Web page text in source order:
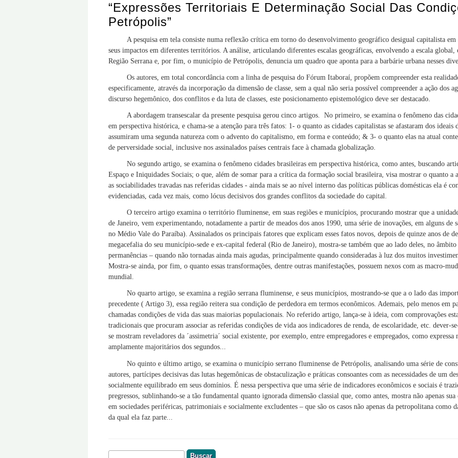
“Expressões Territoriais E Determinação Social Das
Petrópolis”
A pesquisa em tela consiste numa reflexão crítica em torno do desenvolvimento geográfico desigual capitalista
seus impactos em diferentes territórios. A análise, articulando diferentes escalas geográficas, envolvendo a escala
Região Serrana e, por fim, o município de Petrópolis, denuncia um quadro que aponta para a barbárie urbana nesses
Os autores, em total concordância com a linha de pesquisa do Fórum Itaboraí, propõem compreender esta
especificamente, através da incorporação da dimensão de classe, sem a qual não seria possível compreender a ação dos
discurso hegemônico, dos conflitos e da luta de classes, este posicionamento epistemológico deve ser destacado.
A abordagem transescalar da presente pesquisa gerou cinco artigos. No primeiro, se examina o fenômeno das
em perspectiva histórica, e chama-se a atenção para três fatos: 1- o quanto as cidades capitalistas se afastaram dos ideais
assumiram uma segunda natureza com o advento do capitalismo, em forma e conteúdo; & 3- o quanto elas na atual
de perversidade social, inclusive nos assinalados países centrais face à chamada globalização.
No segundo artigo, se examina o fenômeno cidades brasileiras em perspectiva histórica, como antes, buscando
Espaço e Iniquidades Sociais; o que, além de somar para a crítica da formação social brasileira, visa mostrar o quanto a
as sociabilidades travadas nas referidas cidades - ainda mais se ao nível interno das políticas públicas domésticas ela é
evidenciadas, cada vez mais, como lócus decisivos dos grandes conflitos da sociedade do capital.
O terceiro artigo examina o território fluminense, em suas regiões e municípios, procurando mostrar que a
de Janeiro, vem experimentando, notadamente a partir de meados dos anos 1990, uma série de inovações, em alguns de
no Médio Vale do Paraíba). Assinalados os principais fatores que explicam esses fatos novos, depois de quinze anos de
megacefalia do seu município-sede e ex-capital federal (Rio de Janeiro), mostra-se também que ao lado deles, no âmbito
permanências – quando não tornadas ainda mais agudas, principalmente quando consideradas à luz dos muitos
Mostra-se ainda, por fim, o quanto essas transformações, dentre outras manifestações, possuem nexos com as macro-
mundial.
No quarto artigo, se examina a região serrana fluminense, e seus municípios, mostrando-se que a o lado das
precedente ( Artigo 3), essa região reitera sua condição de perdedora em termos econômicos. Ademais, pelo menos em
chamadas condições de vida das suas maiorias populacionais. No referido artigo, lança-se à ideia, com comprovações
tradicionais que procuram associar as referidas condições de vida aos indicadores de renda, de escolaridade, etc. dever-
se mostram reveladores da ´assimetria´ social existente, por exemplo, entre empregadores e empregados, como
amplamente majoritários dos segundos...
No quinto e último artigo, se examina o município serrano fluminense de Petrópolis, analisando uma série de
autores, partícipes decisivas das lutas hegemônicas de obstaculização e práticas consoantes com as necessidades de um
socialmente equilibrado em seus domínios. É nessa perspectiva que uma série de indicadores econômicos e sociais é
pregressos, sublinhando-se a tão fundamental quanto ignorada dimensão classial que, como antes, mostra não apenas
em sociedades periféricas, patrimoniais e socialmente excludentes – que são os casos não apenas da petropolitana como
da qual ela faz parte...